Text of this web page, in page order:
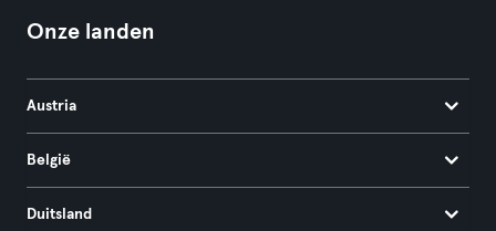
Onze landen
Austria
België
Duitsland